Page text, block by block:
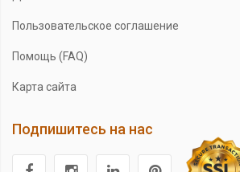
Пользовательское соглашение
Помощь (FAQ)
Карта сайта
Подпишитесь на нас